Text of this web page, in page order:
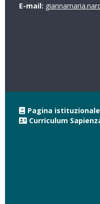
E-mail:
Pagina
Curriculum